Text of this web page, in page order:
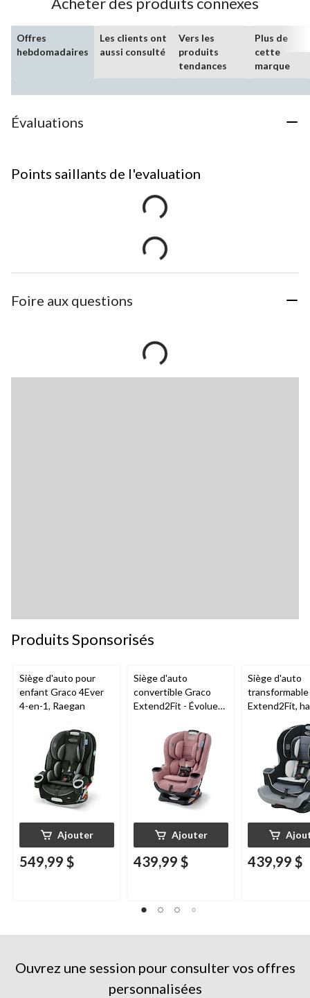
Offres
hebdomadaires
Les clients ont
aussi consulté
Vers les
produits
tendances
Plus de
cette
marque
Évaluations
Points saillants de l'evaluation
Foire aux questions
Produits Sponsorisés
Siège d'auto pour
enfant Graco 4Ever
4-en-1, Raegan
Ajouter
549,99 $
Siège d'auto
convertible Graco
Extend2Fit - Évolue
avec l'enfant, de
l'orientation vers
l'arrière à l'orientation
vers l'avant, 1,8-30 kg
(4-65 lb), Talia
Ajouter
439,99 $
Siège d'auto
transformable
Extend2Fit,
et l'avant,
439,99 $
Ouvrez une session pour consulter vos offres
personnalisées